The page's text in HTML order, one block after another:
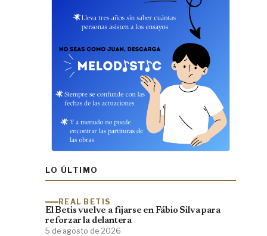
LO ÚLTIMO
REAL BETIS
El Betis vuelve a fijarse en Fábio Silva para
reforzar la delantera
5 de agosto de 2026